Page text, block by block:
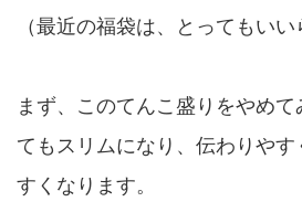
（最近の福袋は、とってもいい
まず、このてんこ盛りをやめ
てもスリムになり、伝わりや
すくなります。